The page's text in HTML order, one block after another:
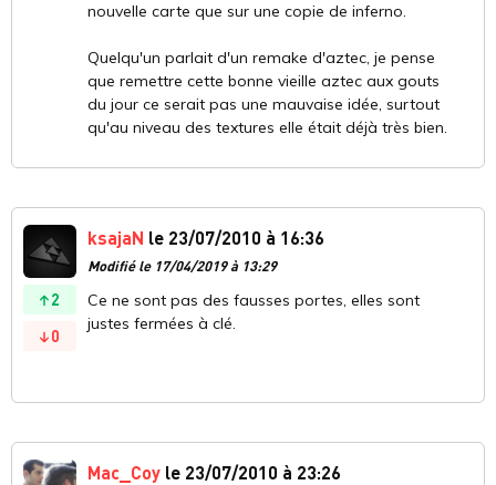
nouvelle carte que sur une copie de inferno.
Quelqu'un parlait d'un remake d'aztec, je pense
que remettre cette bonne vieille aztec aux gouts
du jour ce serait pas une mauvaise idée, surtout
qu'au niveau des textures elle était déjà très bien.
2
0
ksajaN le 23/07/2010 à 16:36
Modifié le 17/04/2019 à 13:29
Ce ne sont pas des fausses portes, elles sont
justes fermées à clé.
Mac_Coy le 23/07/2010 à 23:26